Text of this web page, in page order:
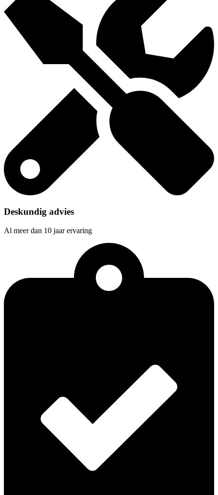
Deskundig advies
Al meer dan 10 jaar ervaring